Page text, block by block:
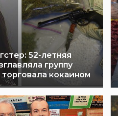
52-летняя
группу
кокаином